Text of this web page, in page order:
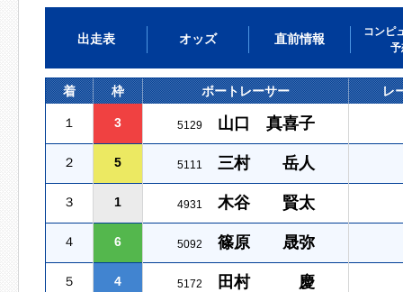
出走表 オッズ 直前情報
コンピ
予
着 枠 ボートレーサー レ
１ 3 5129 山口 真喜子
２ 5 5111 三村 岳人
３ 1 4931 木谷 賢太
４ 6 5092 篠原 晟弥
５ 4 5172 田村 慶